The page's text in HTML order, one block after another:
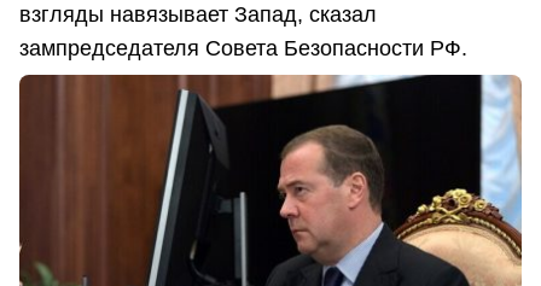
взгляды навязывает Запад, сказал
зампредседателя Совета Безопасности РФ.